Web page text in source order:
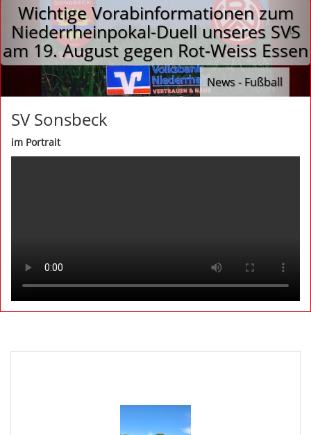
News - Fußball
Wichtige Vorabinformationen zum
Niederrheinpokal-Duell unseres SVS
am 19. August gegen Rot-Weiss Essen
SV Sonsbeck
im Portrait